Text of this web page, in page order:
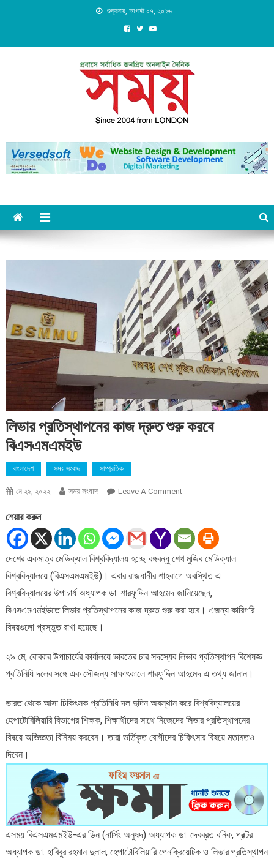
শুক্রবার, আগস্ট ০৭, ২০২৬
Daily Shomoy, Since 2004
from LONDON
লিভার প্রতিস্থাপনের কাজ দ্রুত শুরু করবে
বিএসএমএমইউ
বাংলাদেশ সময় সংবাদ সাম্প্রতিক
মে ২৯, ২০২২ সময় সংবাদ Leave A CommentOn
কাজ
দ্রুত
শুরু
করবে
বিএসএমএমইউ
শেয়ার করুন
দেশের একমাত্র মেডিক্যাল বিশ্ববিদ্যালয় হচ্ছে বঙ্গবন্ধু শেখ মুজিব মেডিক্যাল
বিশ্ববিদ্যালয়ে (বিএসএমএমইউ)। এবার রাজধানীর শাহবাগে অবস্থিত এ
বিশ্ববিদ্যালয়ের উপাচার্য অধ্যাপক ডা. শারফুদ্দিন আহমেদ জানিয়েছেন,
বিএসএমএমইউতে লিভার প্রতিস্থাপনের কাজ দ্রুত শুরু করা হবে। এজন্য কারিগরি
বিষয়গুলো প্রস্তুত রাখা হয়েছে।
২৯ মে, রোববার উপাচার্যের কার্যালয়ে ভারতের চার সদস্যের লিভার প্রতিস্থাপন বিশেষজ্ঞ
প্রতিনিধি দলের সঙ্গে এক সৌজন্য সাক্ষাৎকালে শারফুদ্দিন আহমেদ এ তথ্য জানান।
ভারত থেকে আসা চিকিৎসক প্রতিনিধি দল দুদিন অবস্থান করে বিশ্ববিদ্যালয়ের
হেপাটোবিলিয়ারি বিভাগের শিক্ষক, শিক্ষার্থীদের সাথে নিজেদের লিভার প্রতিস্থাপনের
বিষয়ে অভিজ্ঞতা বিনিময় করবেন। তারা ভর্তিকৃত রোগীদের চিকিৎসার বিষয়ে মতামতও
দিবেন।
এসময় বিএসএমএমইউ-এর ডিন (নার্সিং অনুষদ) অধ্যাপক ডা. দেবব্রত বনিক, প্রক্টর
অধ্যাপক ডা. হাবিবুর রহমান দুলাল, হেপাটোবিলিয়ারি পেনক্রিয়েটিক ও লিভার প্রতিস্থাপন